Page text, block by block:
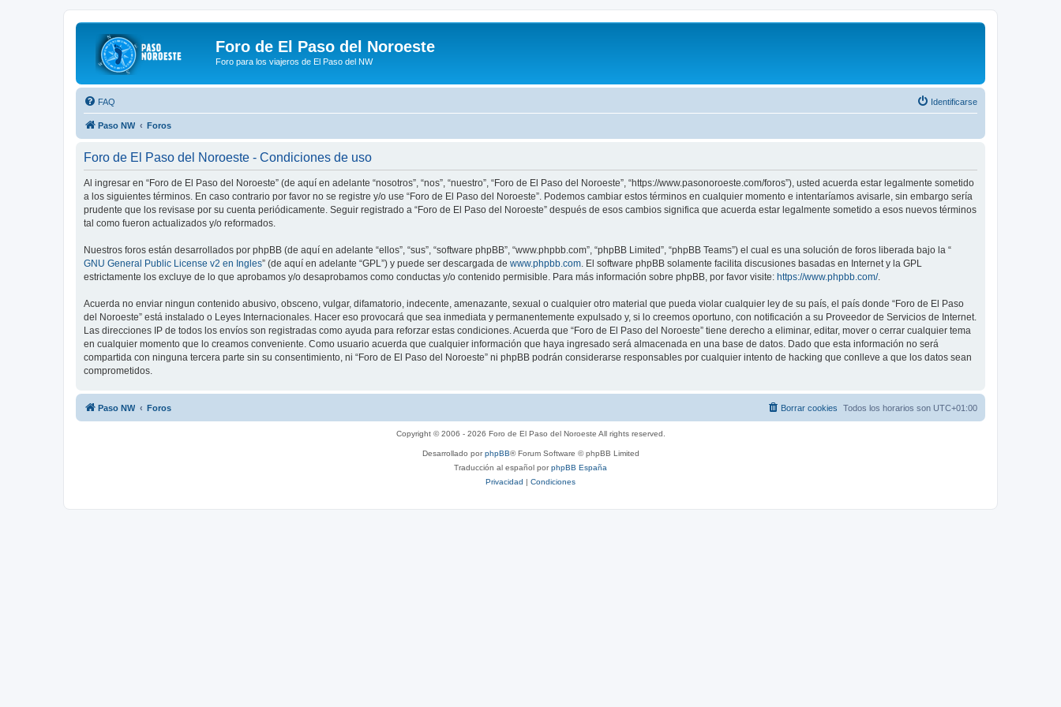
Foro de El Paso del Noroeste
Foro para los viajeros de El Paso del NW
FAQ Identificarse
Paso NW Foros
Foro de El Paso del Noroeste - Condiciones de uso
Al ingresar en “Foro de El Paso del Noroeste” (de aquí en adelante “nosotros”, “nos”, “nuestro”, “Foro de El Paso del Noroeste”, “https://www.pasonoroeste.com/foros”), usted acuerda estar legalmente sometido
a los siguientes términos. En caso contrario por favor no se registre y/o use “Foro de El Paso del Noroeste”. Podemos cambiar estos términos en cualquier momento e intentaríamos avisarle, sin embargo sería
prudente que los revisase por su cuenta periódicamente. Seguir registrado a “Foro de El Paso del Noroeste” después de esos cambios significa que acuerda estar legalmente sometido a esos nuevos términos
tal como fueron actualizados y/o reformados.
Nuestros foros están desarrollados por phpBB (de aquí en adelante “ellos”, “sus”, “software phpBB”, “www.phpbb.com”, “phpBB Limited”, “phpBB Teams”) el cual es una solución de foros liberada bajo la “
GNU General Public License v2 en Ingles” (de aquí en adelante “GPL”) y puede ser descargada de www.phpbb.com . El software phpBB solamente facilita discusiones basadas en Internet y la GPL
estrictamente los excluye de lo que aprobamos y/o desaprobamos como conductas y/o contenido permisible. Para más información sobre phpBB, por favor visite: https://www.phpbb.com/.
Acuerda no enviar ningun contenido abusivo, obsceno, vulgar, difamatorio, indecente, amenazante, sexual o cualquier otro material que pueda violar cualquier ley de su país, el país donde “Foro de El Paso
del Noroeste” está instalado o Leyes Internacionales. Hacer eso provocará que sea inmediata y permanentemente expulsado y, si lo creemos oportuno, con notificación a su Proveedor de Servicios de Internet.
Las direcciones IP de todos los envíos son registradas como ayuda para reforzar estas condiciones. Acuerda que “Foro de El Paso del Noroeste” tiene derecho a eliminar, editar, mover o cerrar cualquier tema
en cualquier momento que lo creamos conveniente. Como usuario acuerda que cualquier información que haya ingresado será almacenada en una base de datos. Dado que esta información no será
compartida con ninguna tercera parte sin su consentimiento, ni “Foro de El Paso del Noroeste” ni phpBB podrán considerarse responsables por cualquier intento de hacking que conlleve a que los datos sean
comprometidos.
Paso NW Foros Todos los horarios son UTC+01:00
Borrar cookies
Copyright © 2006 - 2026 Foro de El Paso del Noroeste All rights reserved.
Desarrollado porphpBB® Forum Software © phpBB Limited
Traducción al español porphpBB España
Privacidad | Condiciones